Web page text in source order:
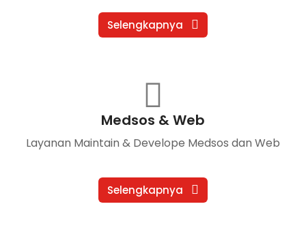
Selengkapnya
Medsos & Web
Layanan Maintain & Develope Medsos dan Web
Selengkapnya